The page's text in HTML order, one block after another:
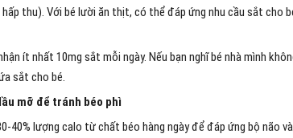
thu). Với bé lười ăn thịt, có thể đáp ứng nhu cầu sắt cho
ít nhất 10mg sắt mỗi ngày. Nếu bạn nghĩ bé nhà mình
sắt cho bé.
mỡ để tránh béo phì
40% lượng calo từ chất béo hàng ngày để đáp ứng bộ não